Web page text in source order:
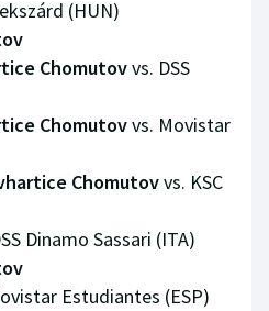
(HUN)
Chomutovvs. DSS
Chomutovvs. Movistar
Chomutovvs. KSC
Dinamo Sassari (ITA)
Estudiantes (ESP)